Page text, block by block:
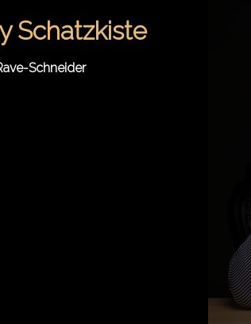
Schatzkiste
Schneider